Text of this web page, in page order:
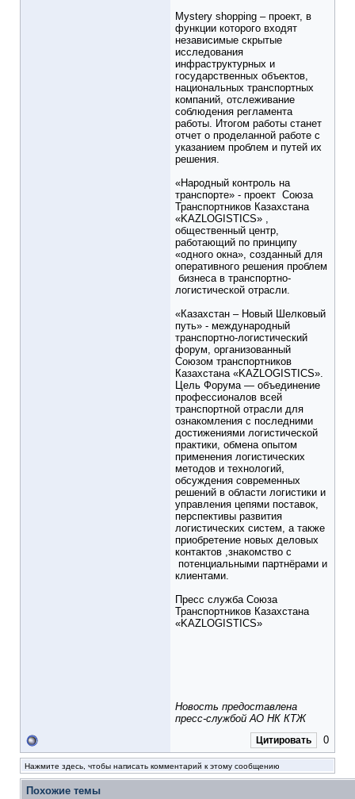
Mystery shopping – проект, в
функции которого входят
независимые скрытые
исследования
инфраструктурных и
государственных объектов,
национальных транспортных
компаний, отслеживание
соблюдения регламента
работы. Итогом работы станет
отчет о проделанной работе с
указанием проблем и путей их
решения.
«Народный контроль на
транспорте» - проект Союза
Транспортников Казахстана
«KAZLOGISTICS» ,
общественный центр,
работающий по принципу
«одного окна», созданный для
оперативного решения проблем
бизнеса в транспортно-
логистической отрасли.
«Казахстан – Новый Шелковый
путь» - международный
транспортно-логистический
форум, организованный
Союзом транспортников
Казахстана «KAZLOGISTICS».
Цель Форума — объединение
профессионалов всей
транспортной отрасли для
ознакомления с последними
достижениями логистической
практики, обмена опытом
применения логистических
методов и технологий,
обсуждения современных
решений в области логистики и
управления цепями поставок,
перспективы развития
логистических систем, а также
приобретение новых деловых
контактов ,знакомство с
потенциальными партнёрами и
клиентами.
Пресс служба Союза
Транспортников Казахстана
«KAZLOGISTICS»
Новость предоставлена
пресс-службой АО НК КТЖ
Цитировать 0
Нажмите здесь, чтобы написать комментарий к этому сообщению
Похожие темы